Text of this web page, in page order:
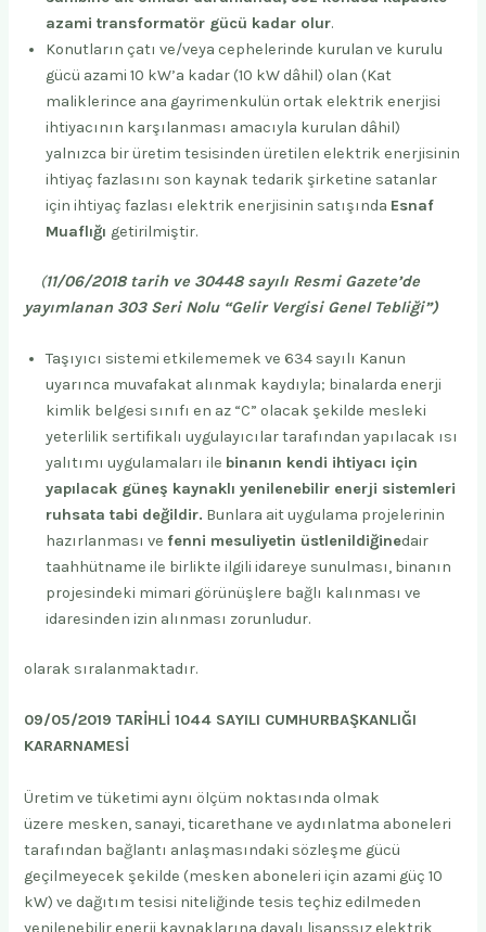
azami transformatör gücü kadar olur.
Konutların çatı ve/veya cephelerinde kurulan ve kurulu
gücü azami 10 kW’a kadar (10 kW dâhil) olan (Kat
maliklerince ana gayrimenkulün ortak elektrik enerjisi
ihtiyacının karşılanması amacıyla kurulan dâhil)
yalnızca bir üretim tesisinden üretilen elektrik enerjisinin
ihtiyaç fazlasını son kaynak tedarik şirketine satanlar
için ihtiyaç fazlası elektrik enerjisinin satışında Esnaf
Muaflığı getirilmiştir.
(11/06/2018 tarih ve 30448 sayılı Resmi Gazete’de
yayımlanan 303 Seri Nolu “Gelir Vergisi Genel Tebliği”)
Taşıyıcı sistemi etkilememek ve 634 sayılı Kanun
uyarınca muvafakat alınmak kaydıyla; binalarda enerji
kimlik belgesi sınıfı en az “C” olacak şekilde mesleki
yeterlilik sertifikalı uygulayıcılar tarafından yapılacak ısı
yalıtımı uygulamaları ile binanın kendi ihtiyacı için
yapılacak güneş kaynaklı yenilenebilir enerji sistemleri
ruhsata tabi değildir. Bunlara ait uygulama projelerinin
hazırlanması ve fenni mesuliyetin üstlenildiğinedair
taahhütname ile birlikte ilgili idareye sunulması, binanın
projesindeki mimari görünüşlere bağlı kalınması ve
idaresinden izin alınması zorunludur.
olarak sıralanmaktadır.
09/05/2019 TARİHLİ 1044 SAYILI CUMHURBAŞKANLIĞI
KARARNAMESİ
Üretim ve tüketimi aynı ölçüm noktasında olmak
üzere mesken, sanayi, ticarethane ve aydınlatma aboneleri
tarafından bağlantı anlaşmasındaki sözleşme gücü
geçilmeyecek şekilde (mesken aboneleri için azami güç 10
kW) ve dağıtım tesisi niteliğinde tesis teçhiz edilmeden
yenilenebilir enerji kaynaklarına dayalı lisanssız elektrik